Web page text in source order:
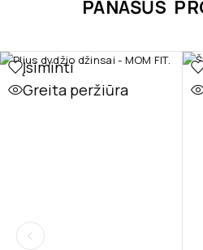
PANAŠŪS
Įsiminti
Greita peržiūra